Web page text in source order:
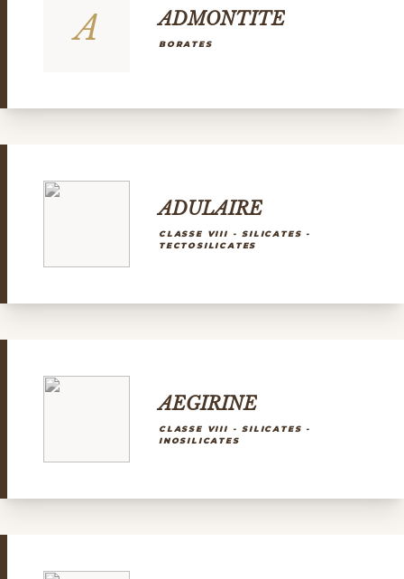
A ADMONTITE
BORATES
ADULAIRE
CLASSE VIII - SILICATES -
TECTOSILICATES
AEGIRINE
CLASSE VIII - SILICATES -
INOSILICATES